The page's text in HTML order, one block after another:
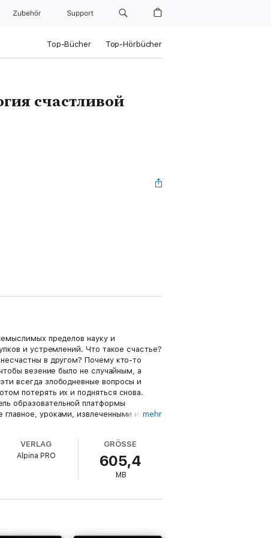
Zubehör Support
Top-Bücher Top-Hörbücher
счастливой
пределов науку и
и устремлений. Что такое счастье?
в другом? Почему кто-то
везение было не случайным, а
всегда злободневные вопросы и
потерять их и подняться снова.
образовательной платформы
уроками, извлеченными из
потенциал через управление
достижения результатов.
mehr
VERLAG
Alpina PRO
GRÖSSE
605,4
MB